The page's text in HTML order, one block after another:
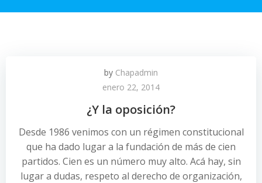
by Chapadmin
enero 22, 2014
¿Y la oposición?
Desde 1986 venimos con un régimen constitucional
que ha dado lugar a la fundación de más de cien
partidos. Cien es un número muy alto. Acá hay, sin
lugar a dudas, respeto al derecho de organización,